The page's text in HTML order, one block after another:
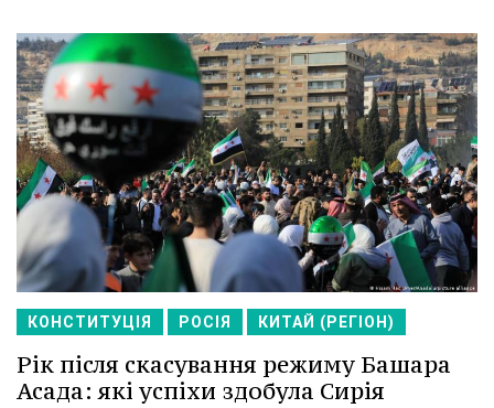
КОНСТИТУЦІЯ РОСІЯ КИТАЙ (РЕГІОН)
Рік після скасування режиму Башара
Асада: які успіхи здобула Сирія